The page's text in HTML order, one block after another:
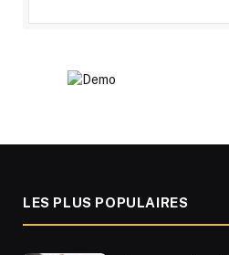
LES PLUS POPULAIRES